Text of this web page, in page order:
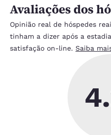
Avaliações dos
Opinião real de hóspedes
tinham a dizer após a
satisfação on-line. Saiba